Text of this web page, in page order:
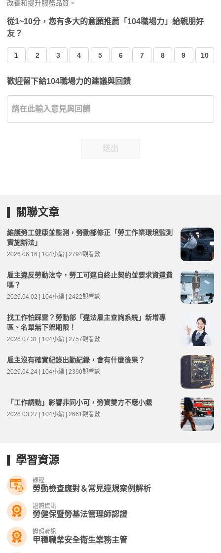
改善和提升服務品質。
從1~10分，您有多大的意願推薦「104職場力」給親朋好
友？
1 2 3 4 5 6 7 8 9 10
歡迎留下給104職場力的建議與回饋
送出
關聯文章
維護勞工健康並監測，勞動部修正「勞工作業環境監測
實施辦法」
2026.06.16 | 104小編 | 2794觀看數
雇主違反勞動法令，勞工可逕自終止契約並要求資遣費
嗎？
2026.04.02 | 104小編 | 2422觀看數
找工作怕踩雷？勞動部「違法雇主查詢系統」新增專
區、名單無下架期限！
2026.07.31 | 104小編 | 2757觀看數
雇主沒有確實紀錄出勤紀錄，會有什麼後果？
2026.04.24 | 104小編 | 2390觀看數
「工作調動」影響非同小可，勞資雙方不應小覷
2026.03.27 | 104小編 | 2661觀看數
學習資源
課程
勞動檢查應對＆常見違規案例解析
證照資訊
勞健保暨勞基法管理師認證
證照資訊
甲種職業安全衛生業務主管